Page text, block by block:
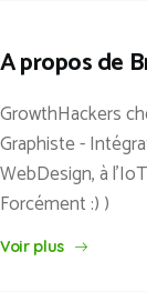
A propos de
GrowthHackers
Graphiste -
WebDesign, à
Forcément :) )
Voir plus